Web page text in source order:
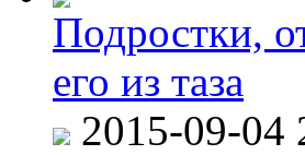
Подростки,
его из таза
2015-09-04